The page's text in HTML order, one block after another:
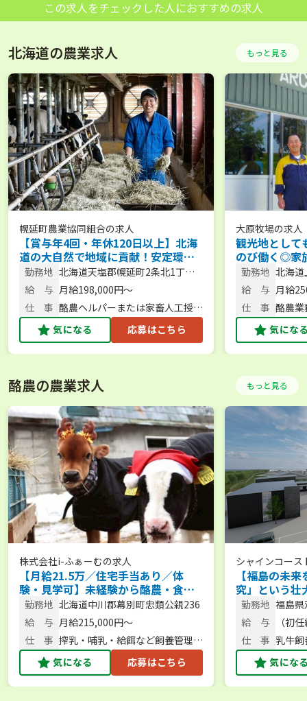
この求人をチェックした人におすすめの求人
北海道の農業求人 もっと見る
幌延町農業協同組合の求人
【賞与年4回・年休120日以上】北海
道の大自然で地域に貢献！安定環境
で未経験から酪農に挑戦
勤務地 北海道天塩郡幌延町2条北1丁目
14番地
給 与 月給198,000円～
仕 事 酪農ヘルパーまたは家畜人工授精
師
気になる 応募はこちら
大原牧場の求人
観光地として
のび働く◎家
で、酪農の
す！ 【月給
用】
勤務地 北海
給 与 月給
仕 事 酪農
気にな
酪農の農業求人 もっと見る
株式会社i-ふぁーむの求人
【月給21.5万／住宅手当あり／体
験・見学可】未経験から酪農・食
育・6次化まで幅広く学べる環境で一
緒に牧場を盛り上げませんか？
勤務地 北海道中川郡幕別町忠類公親236
給 与 月給215,000円～
仕 事 搾乳・哺乳・給餌など飼養管理、
酪農体験サポート
気になる 応募はこちら
シャインコース
【福島の未
究」という壮
なたの市場
ませんか？
勤務地 福島
松24
給 与
（初
仕 事 乳牛
気にな